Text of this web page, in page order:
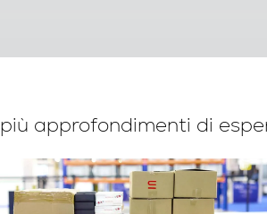
approfondimenti di